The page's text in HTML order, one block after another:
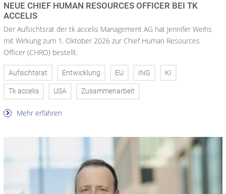
NEUE CHIEF HUMAN RESOURCES OFFICER BEI TK
ACCELIS
Der Aufsichtsrat der tk accelis Management AG hat Jennifer Weihs
mit Wirkung zum 1. Oktober 2026 zur Chief Human Resources
Officer (CHRO) bestellt.
Aufsichtsrat Entwicklung EU ING KI
Tk accelis USA Zusammenarbeit
Mehr erfahren